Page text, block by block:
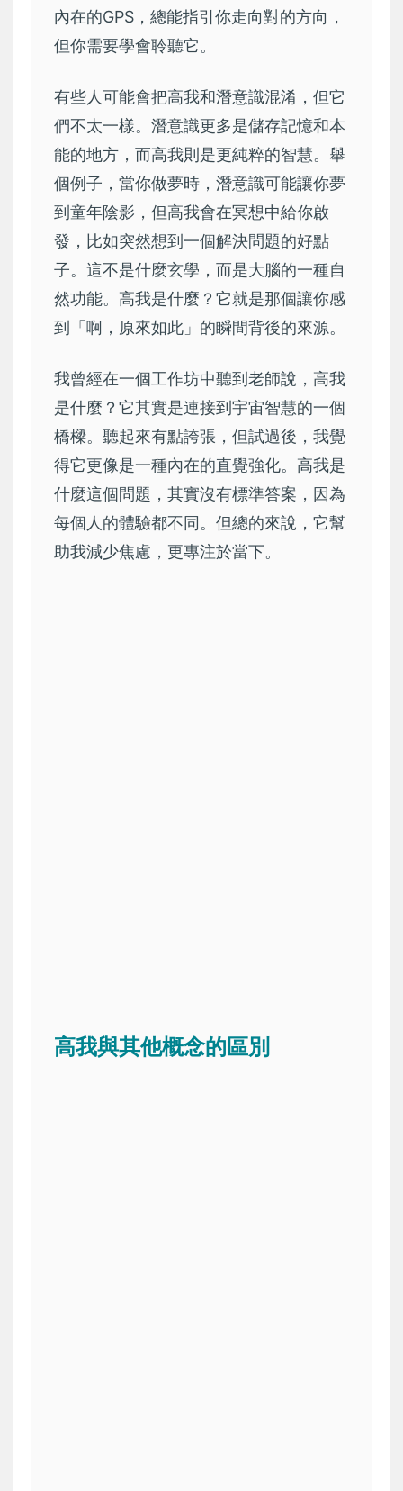
內在的GPS，總能指引你走向對的方向，
但你需要學會聆聽它。
有些人可能會把高我和潛意識混淆，但它
們不太一樣。潛意識更多是儲存記憶和本
能的地方，而高我則是更純粹的智慧。舉
個例子，當你做夢時，潛意識可能讓你夢
到童年陰影，但高我會在冥想中給你啟
發，比如突然想到一個解決問題的好點
子。這不是什麼玄學，而是大腦的一種自
然功能。高我是什麼？它就是那個讓你感
到「啊，原來如此」的瞬間背後的來源。
我曾經在一個工作坊中聽到老師說，高我
是什麼？它其實是連接到宇宙智慧的一個
橋樑。聽起來有點誇張，但試過後，我覺
得它更像是一種內在的直覺強化。高我是
什麼這個問題，其實沒有標準答案，因為
每個人的體驗都不同。但總的來說，它幫
助我減少焦慮，更專注於當下。
高我與其他概念的區別